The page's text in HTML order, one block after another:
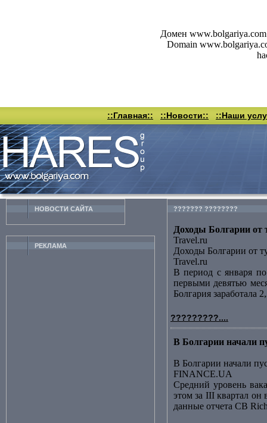
Домен www.bolgariya.com
Domain
::Главная:: ::Новости:: ::Наши
НОВОСТИ CАЙТА
РЕКЛАМА
??????? ????????
Доходы Болгарии от
Travel.ru
Доходы Болгарии от
Travel.ru
В период с января по
первыми девятью
Болгария заработала
?????????....
В Болгарии начали
В Болгарии начали
FINANCE.UA
Средний уровень
этом за III квартал он
данные отчета CB